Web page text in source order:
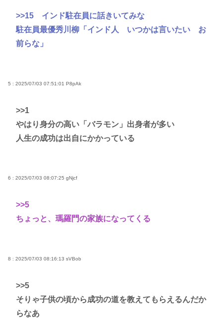
>>15 インド駐在員に話きいてみな
駐在員最優秀川柳「インド人 いつかは言いたい お
前らな」
5 : 2025/07/03 07:51:01 P8pAk
>>1
やはり身分の高い「バラモン」出身者が多い
人生の成功は出自にかかっている
6 : 2025/07/03 08:07:25 gNjcf
>>5
ちょっと、瑪羅門の家族になってくる
8 : 2025/07/03 08:16:13 sVBob
>>5
そりゃ子供の頃から成功の道を教えてもらえるんだか
らなあ